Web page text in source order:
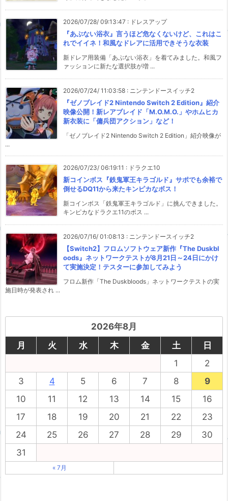
2026/07/28/ 09:13:47 : ドレスアップ
『あぶない浴衣』言うほど危なくないけど、これはこ
れでイイネ！和風なドレアに活用できそうな衣装
新ドレア用装備「あぶない浴衣」を着てみました。和風フ
ァッションに新たな選択肢が増 ...
2026/07/24/ 11:03:58 : ニンテンドースイッチ2
『ゼノブレイド2 Nintendo Switch 2 Edition』紹介
映像公開！新レアブレイド「M.O.M.O.」やホムヒカ
新衣装に「傭兵団アクション」など！
「ゼノブレイド2 Nintendo Switch 2 Edition」紹介映像が
...
2026/07/23/ 06:19:11 : ドラクエ10
新コインボス『鉄鬼軍王キラゴルド』サポでも余裕で
倒せるDQ11から来たキンピカなボス！
新コインボス「鉄鬼軍王キラゴルド」に挑んできました。
キンピカなドラクエ11のボス ...
2026/07/16/ 01:08:13 : ニンテンドースイッチ2
【Switch2】フロムソフトウェア新作『The Duskbl
oods』ネットワークテストが8月21日～24日にかけ
て実施決定！テスターに参加してみよう
フロム新作「The Duskbloods」ネットワークテストの実
施日時が発表され ...
2026年8月
月
火 水 木 金 土
日
1
2
3
4 5 6 7 8
9
10
11 12 13 14 15
16
17
18 19 20 21 22
23
24
25 26 27 28 29
30
31
« 7月